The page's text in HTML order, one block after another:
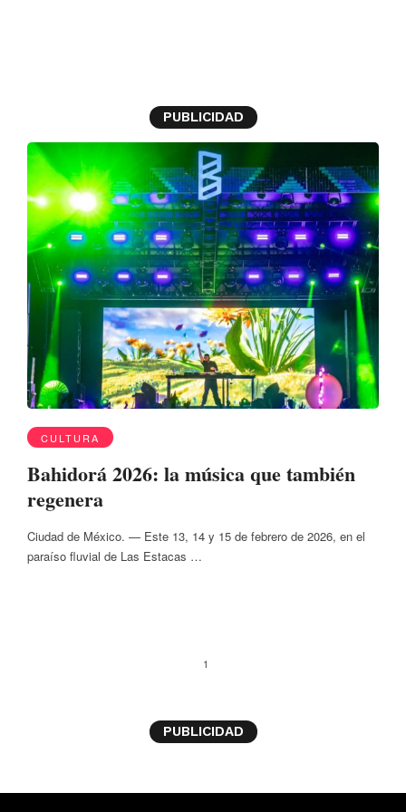
PUBLICIDAD
CULTURA
Bahidorá 2026: la música que también
regenera
Ciudad de México. — Este 13, 14 y 15 de febrero de 2026, en el
paraíso fluvial de Las Estacas …
1
PUBLICIDAD